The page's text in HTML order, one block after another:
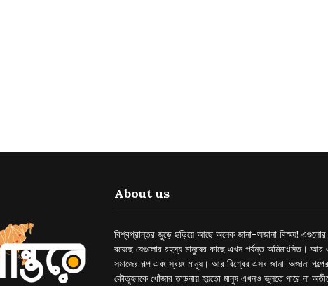
About us
বিশ্বপ্রান্তর জুড়ে ছড়িয়ে আছে অনেক জানা-অজানা বিস্ময়!
রয়েছে যেগুলোর রহস্য মানুষের কাছে এখন পর্যন্ত অমিমাংসিত।
সমাজের গল্প এবং স্বয়ং মানুষ। আর বিশ্বের এসব জানা-অজানা
কৌতূহলকে খোঁজার তাড়নায় হয়তো মানুষ এখনও ভুলতে পারে না